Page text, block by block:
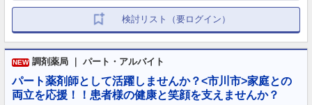
検討リスト（要ログイン）
NEW 調剤薬局 ｜ パート・アルバイト
パート薬剤師として活躍しませんか？<市川市>家庭との
両立を応援！！患者様の健康と笑顔を支えませんか？